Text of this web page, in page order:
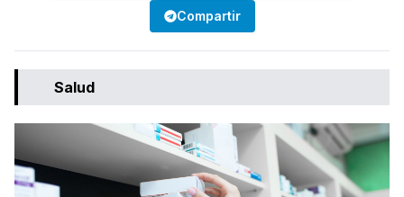
Compartir
Salud